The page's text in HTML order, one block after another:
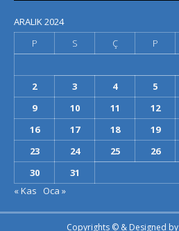
ARALIK 2024
P
S Ç P
2
3 4 5
9
10 11 12
16
17 18 19
23
24 25 26
30
31
« Kas
Oca »
Copyrights © & Designed by